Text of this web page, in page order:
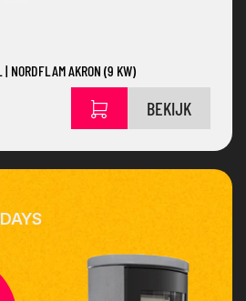
NORDFLAM AKRON (9 KW)
BEKIJK